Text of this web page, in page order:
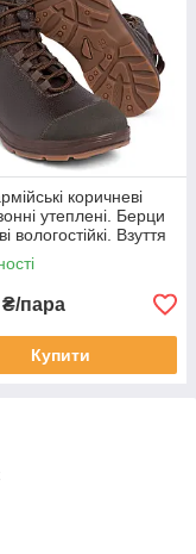
коричневі
утеплені. Берци
вологостійкі. Взуття
для ЗСУ.
₴/пара
Купити